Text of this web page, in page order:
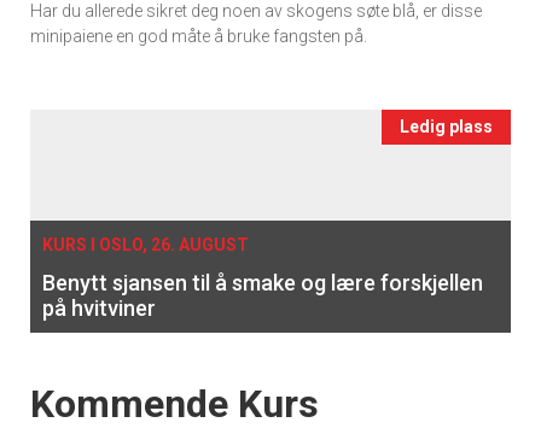
Ukens
Har du allerede sikret deg noen av skogens søte blå, er disse
minipaiene en god måte å bruke fangsten på.
Ledig plass
KURS I OSLO, 26. AUGUST
Benytt sjansen til å smake og lære forskjellen
på hvitviner
Events
Kommende Kurs